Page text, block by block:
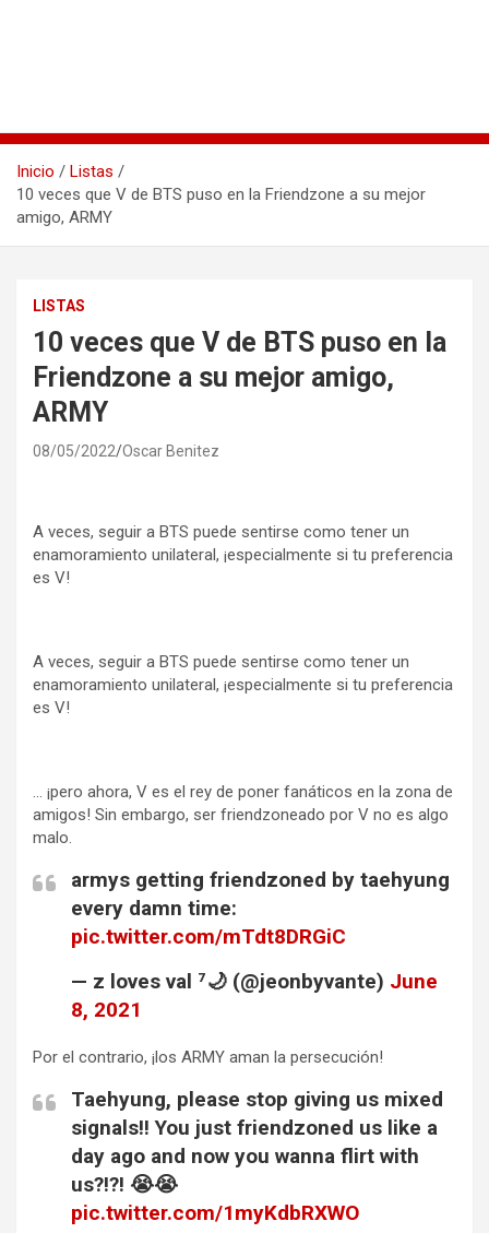
Inicio
Listas
10 veces que V de BTS puso en la Friendzone a su mejor
amigo, ARMY
LISTAS
10 veces que V de BTS puso en la
Friendzone a su mejor amigo,
ARMY
08/05/2022 Oscar Benitez
A veces, seguir a BTS puede sentirse como tener un
enamoramiento unilateral, ¡especialmente si tu preferencia
es V!
A veces, seguir a BTS puede sentirse como tener un
enamoramiento unilateral, ¡especialmente si tu preferencia
es V!
… ¡pero ahora, V es el rey de poner fanáticos en la zona de
amigos! Sin embargo, ser friendzoneado por V no es algo
malo.
armys getting friendzoned by taehyung
every damn time:
pic.twitter.com/mTdt8DRGiC
— z loves val ⁷🌙 (@jeonbyvante) June
8, 2021
Por el contrario, ¡los ARMY aman la persecución!
Taehyung, please stop giving us mixed
signals!! You just friendzoned us like a
day ago and now you wanna flirt with
us?!?! 😭😭
pic.twitter.com/1myKdbRXWO